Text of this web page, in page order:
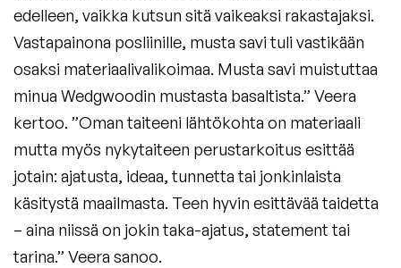
edelleen, vaikka kutsun sitä vaikeaksi rakastajaksi.
Vastapainona posliinille, musta savi tuli vastikään
osaksi materiaalivalikoimaa. Musta savi muistuttaa
minua Wedgwoodin mustasta basaltista.” Veera
kertoo. ”Oman taiteeni lähtökohta on materiaali
mutta myös nykytaiteen perustarkoitus esittää
jotain: ajatusta, ideaa, tunnetta tai jonkinlaista
käsitystä maailmasta. Teen hyvin esittävää taidetta
– aina niissä on jokin taka-ajatus, statement tai
tarina.” Veera sanoo.